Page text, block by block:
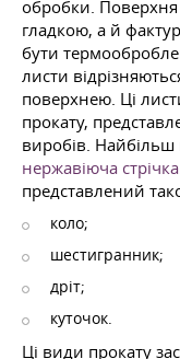
обробки.
гладкою, а й
бути
листи
поверхнею. Ці
прокату,
виробів.
нержавіюча
представлений
коло;
шестигранник;
дріт;
куточок.
Ці види прокату